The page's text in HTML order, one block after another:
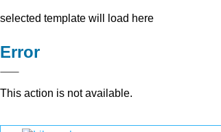
selected template will load here
Error
This action is not available.